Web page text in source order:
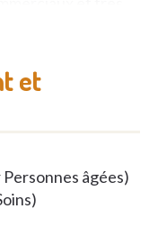
Services
profiter des
et
âgées)